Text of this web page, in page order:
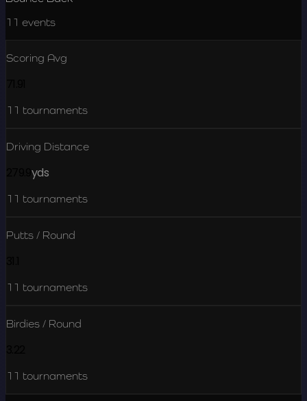
11 events
Scoring Avg
11 tournaments
Driving Distance
yds
11 tournaments
Putts / Round
11 tournaments
Birdies / Round
11 tournaments